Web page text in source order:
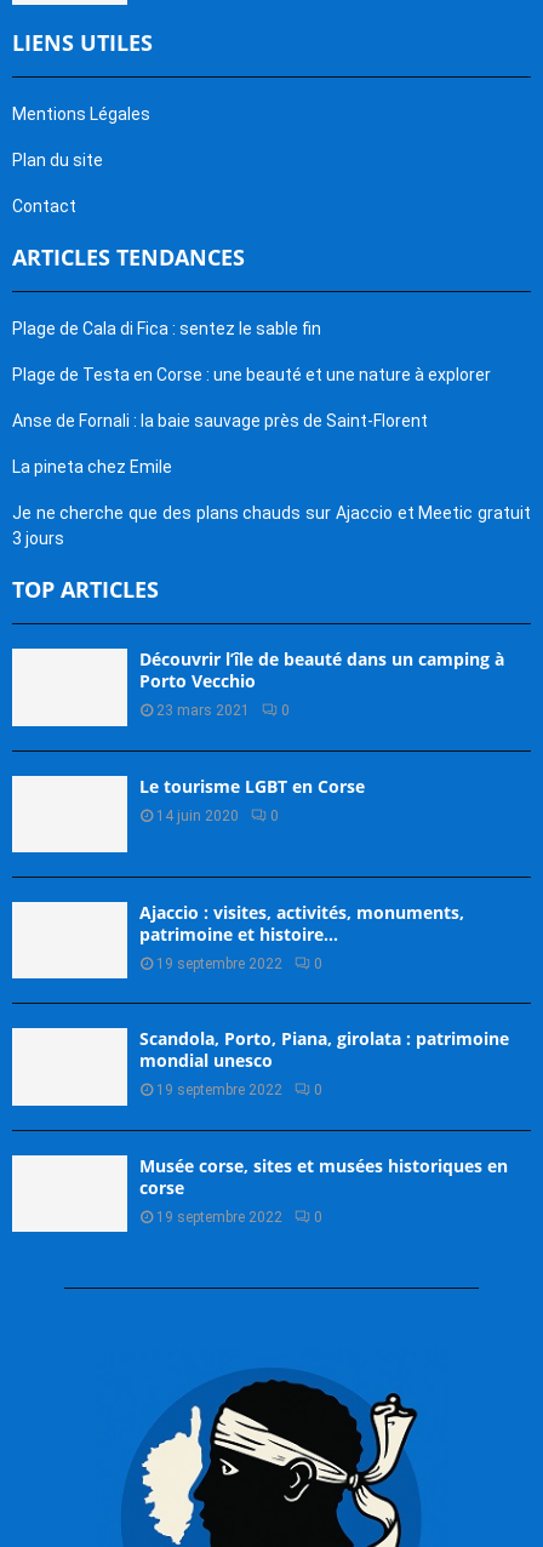
LIENS UTILES
Mentions Légales
Plan du site
Contact
ARTICLES TENDANCES
Plage de Cala di Fica : sentez le sable fin
Plage de Testa en Corse : une beauté et une nature à explorer
Anse de Fornali : la baie sauvage près de Saint-Florent
La pineta chez Emile
Je ne cherche que des plans chauds sur Ajaccio et Meetic gratuit
3 jours
TOP ARTICLES
Découvrir l’île de beauté dans un camping à
Porto Vecchio
23 mars 2021 0
Le tourisme LGBT en Corse
14 juin 2020 0
Ajaccio : visites, activités, monuments,
patrimoine et histoire…
19 septembre 2022 0
Scandola, Porto, Piana, girolata : patrimoine
mondial unesco
19 septembre 2022 0
Musée corse, sites et musées historiques en
corse
19 septembre 2022 0